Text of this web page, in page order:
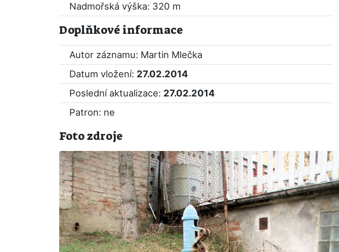
Nadmořská výška: 320 m
Doplňkové informace
Autor záznamu: Martin Mlečka
Datum vložení: 27.02.2014
Poslední aktualizace: 27.02.2014
Patron: ne
Foto zdroje